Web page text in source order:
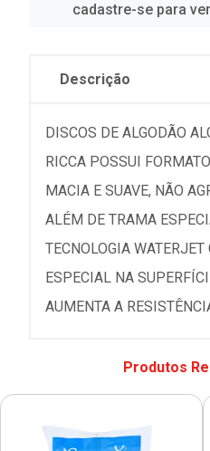
cadastre-se para
Descrição
DISCOS DE ALGODÃO
RICCA POSSUI
MACIA E SUAVE, NÃO
ALÉM DE TRAMA
TECNOLOGIA
ESPECIAL NA
AUMENTA A
Produtos